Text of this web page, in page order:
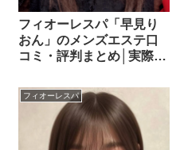
フィオーレスパ「早見り
おん」のメンズエステ口
コミ・評判まとめ│実際の
ミから探る！
フィオーレスパ